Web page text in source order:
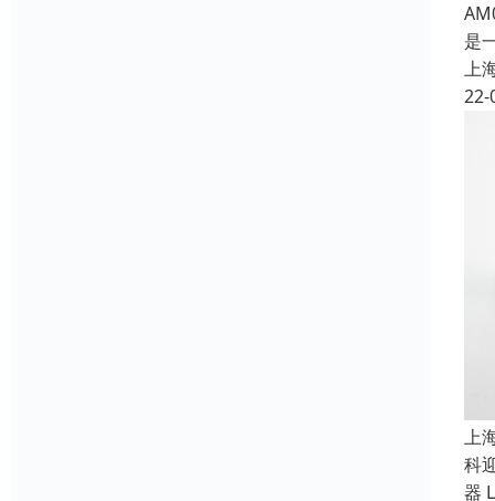
是
上
22-
上
科
器